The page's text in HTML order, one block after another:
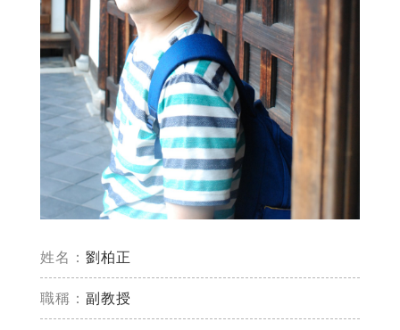
姓名： 劉柏正
職稱： 副教授